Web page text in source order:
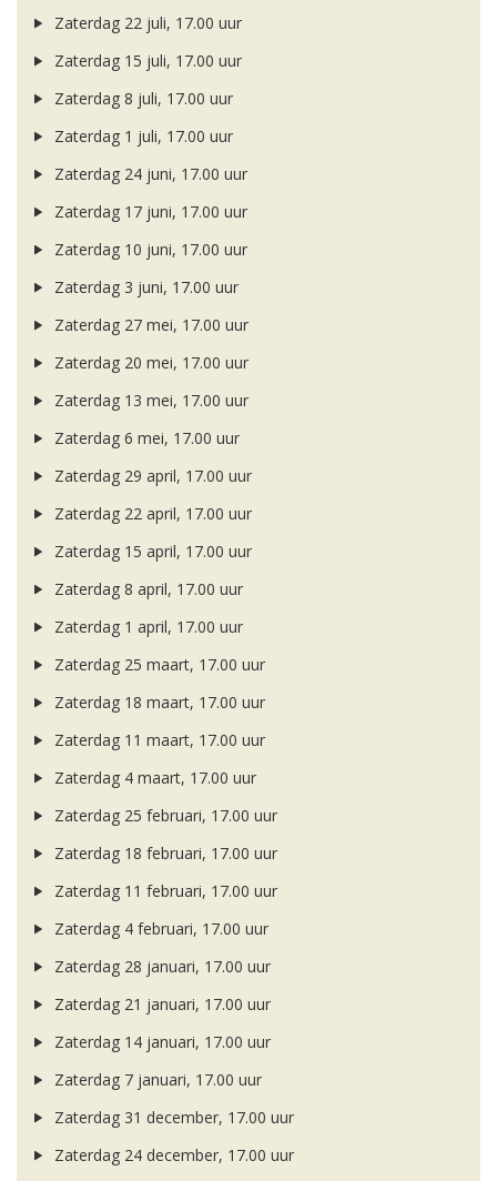
Zaterdag 22 juli, 17.00 uur
Zaterdag 15 juli, 17.00 uur
Zaterdag 8 juli, 17.00 uur
Zaterdag 1 juli, 17.00 uur
Zaterdag 24 juni, 17.00 uur
Zaterdag 17 juni, 17.00 uur
Zaterdag 10 juni, 17.00 uur
Zaterdag 3 juni, 17.00 uur
Zaterdag 27 mei, 17.00 uur
Zaterdag 20 mei, 17.00 uur
Zaterdag 13 mei, 17.00 uur
Zaterdag 6 mei, 17.00 uur
Zaterdag 29 april, 17.00 uur
Zaterdag 22 april, 17.00 uur
Zaterdag 15 april, 17.00 uur
Zaterdag 8 april, 17.00 uur
Zaterdag 1 april, 17.00 uur
Zaterdag 25 maart, 17.00 uur
Zaterdag 18 maart, 17.00 uur
Zaterdag 11 maart, 17.00 uur
Zaterdag 4 maart, 17.00 uur
Zaterdag 25 februari, 17.00 uur
Zaterdag 18 februari, 17.00 uur
Zaterdag 11 februari, 17.00 uur
Zaterdag 4 februari, 17.00 uur
Zaterdag 28 januari, 17.00 uur
Zaterdag 21 januari, 17.00 uur
Zaterdag 14 januari, 17.00 uur
Zaterdag 7 januari, 17.00 uur
Zaterdag 31 december, 17.00 uur
Zaterdag 24 december, 17.00 uur